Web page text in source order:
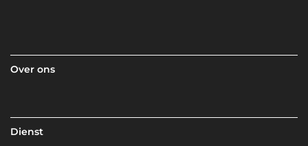
Over ons
Dienst